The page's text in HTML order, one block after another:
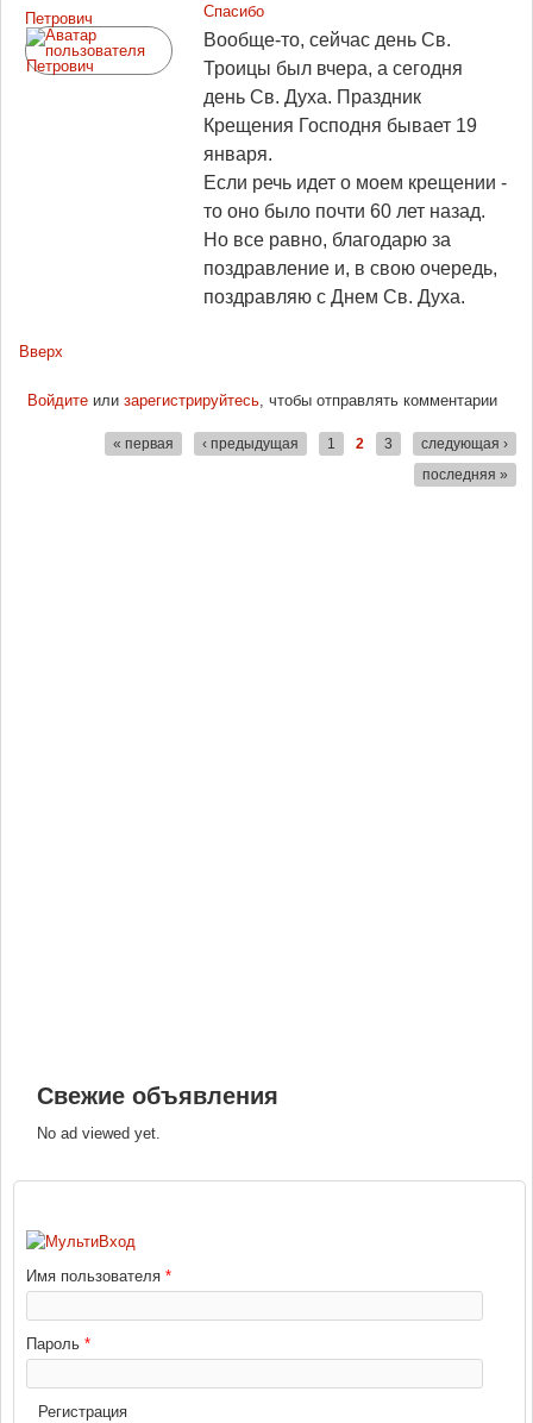
Петрович
Спасибо
Вообще-то, сейчас день Св.
Троицы был вчера, а сегодня
день Св. Духа. Праздник
Крещения Господня бывает 19
января.
Если речь идет о моем крещении -
то оно было почти 60 лет назад.
Но все равно, благодарю за
поздравление и, в свою очередь,
поздравляю с Днем Св. Духа.
Вверх
Войдитеили зарегистрируйтесь, чтобы отправлять комментарии
« первая ‹ предыдущая 1 2 3
следующая ›
последняя »
Свежие объявления
No ad viewed yet.
Имя пользователя *
Пароль *
Регистрация